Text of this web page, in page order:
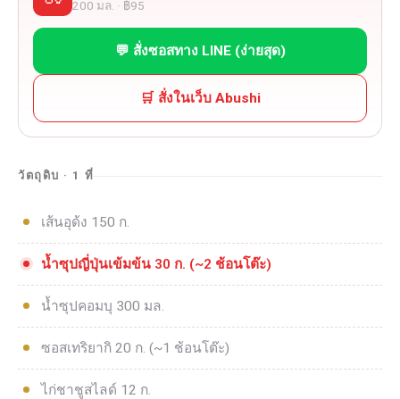
200 มล. · ฿95
💬 สั่งซอสทาง LINE (ง่ายสุด)
🛒 สั่งในเว็บ Abushi
วัตถุดิบ · 1 ที่
เส้นอุด้ง 150 ก.
น้ำซุปญี่ปุ่นเข้มข้น 30 ก. (~2 ช้อนโต๊ะ)
น้ำซุปคอมบุ 300 มล.
ซอสเทริยากิ 20 ก. (~1 ช้อนโต๊ะ)
ไก่ชาชูสไลด์ 12 ก.